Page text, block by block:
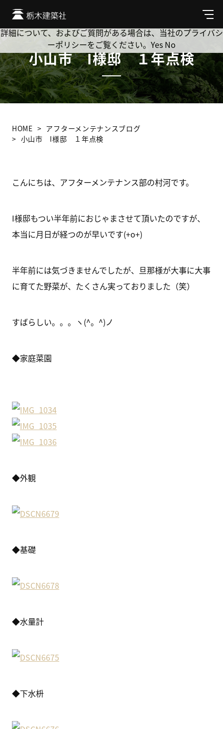
メ
ニ
ュ
小山市 I様邸 １年点検
HOME
アフターメンテナンスブログ
小山市 I様邸 １年点検
こんにちは、アフターメンテナンス部の村河です。
I様邸もつい半年前におじゃまさせて頂いたのですが、
本当に月日が経つのが早いです(+o+)
半年前には気づきませんでしたが、旦那様が大事に大事
に育てた野菜が、たくさん実っておりました（笑）
すばらしい。。。ヽ(^。^)ノ
◆家庭菜園
◆外観
◆基礎
◆水量計
◆下水枡
Cookie を使用して、お客様の活動を追跡してもよろしいです
か? 当社ではお客様のプライバシーを極めて重視しています。
詳細について、およびご質問がある場合は、当社のプライバシ
ーポリシーをご覧ください。 Yes No